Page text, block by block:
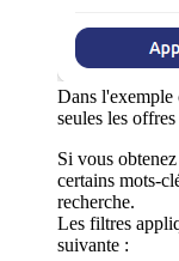
Dans l'exemple
seules les
Si vous
certains mots-
recherche.
Les filtres
suivante :